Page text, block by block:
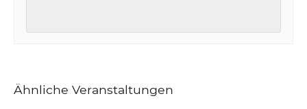
Ähnliche Veranstaltungen